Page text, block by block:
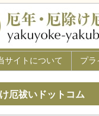
厄祓いドットコム
サイトについて プラ